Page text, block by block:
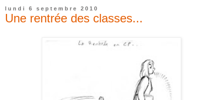
lundi 6 septembre 2010
Une rentrée des classes...